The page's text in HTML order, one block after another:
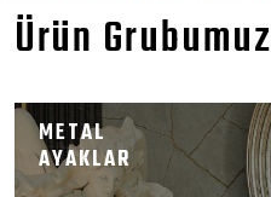
Ürün Grubumuz
METAL
AYAKLAR